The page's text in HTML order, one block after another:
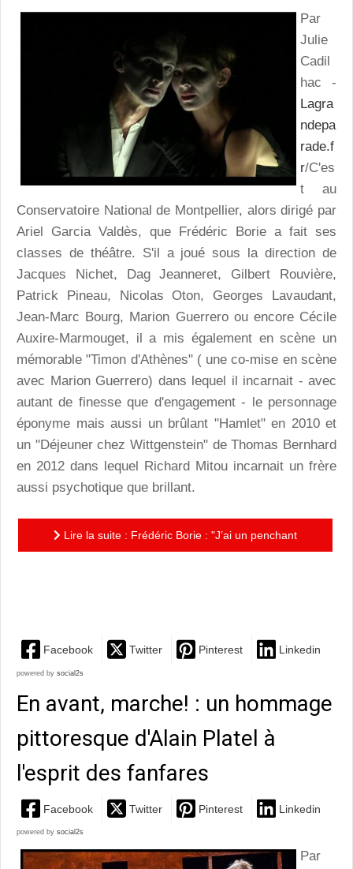
Par
Julie
Cadil
hac -
Lagra
ndepa
rade.f
r/C'es
t au
Conservatoire National de Montpellier, alors dirigé par
Ariel Garcia Valdès, que Frédéric Borie a fait ses
classes de théâtre. S'il a joué sous la direction de
Jacques Nichet, Dag Jeanneret, Gilbert Rouvière,
Patrick Pineau, Nicolas Oton, Georges Lavaudant,
Jean-Marc Bourg, Marion Guerrero ou encore Cécile
Auxire-Marmouget, il a mis également en scène un
mémorable "Timon d'Athènes" ( une co-mise en scène
avec Marion Guerrero) dans lequel il incarnait - avec
autant de finesse que d'engagement - le personnage
éponyme mais aussi un brûlant "Hamlet" en 2010 et
un "Déjeuner chez Wittgenstein" de Thomas Bernhard
en 2012 dans lequel Richard Mitou incarnait un frère
aussi psychotique que brillant.
Lire la suite : Frédéric Borie : "J’ai un penchant
Facebook Twitter Pinterest Linkedin
powered by social2s
En avant, marche! : un hommage
pittoresque d'Alain Platel à
l'esprit des fanfares
Facebook Twitter Pinterest Linkedin
powered by social2s
Par